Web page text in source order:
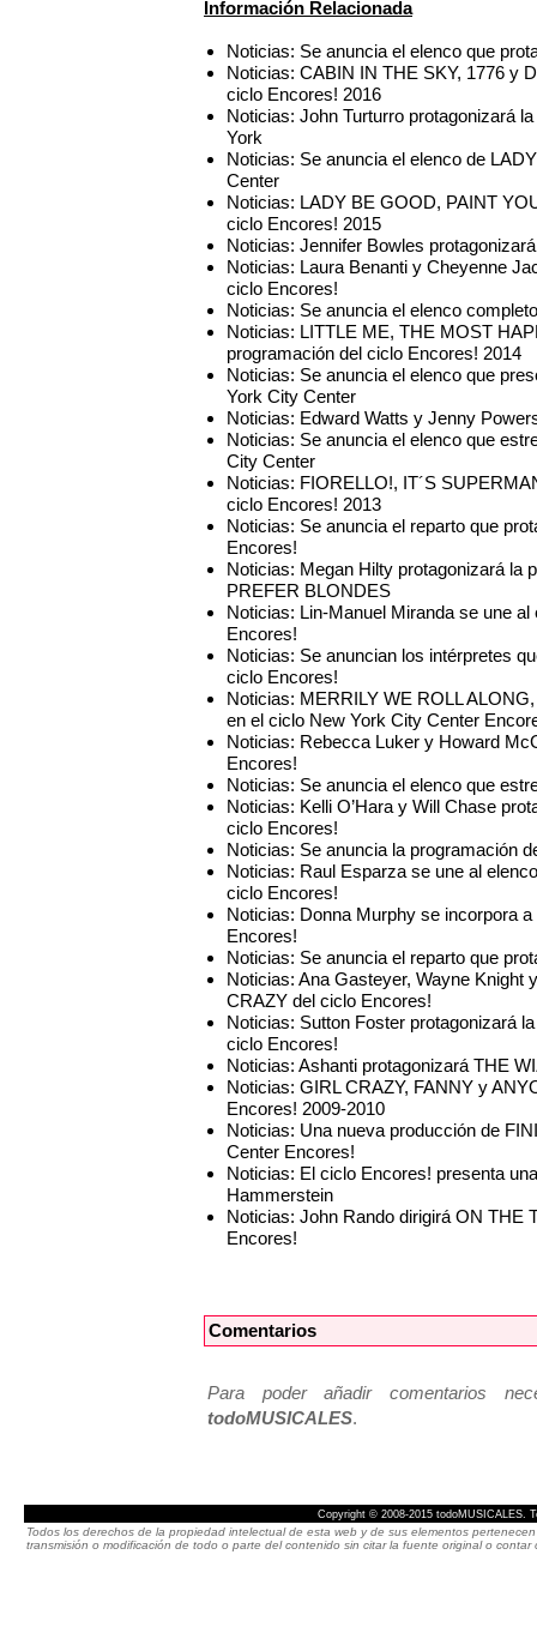
Información Relacionada
Noticias: Se anuncia el elenco que
Noticias: CABIN IN THE SKY, 1776 y
ciclo Encores! 2016
Noticias: John Turturro protagonizará
York
Noticias: Se anuncia el elenco de
Center
Noticias: LADY BE GOOD, PAINT
ciclo Encores! 2015
Noticias: Jennifer Bowles
Noticias: Laura Benanti y Cheyenne
ciclo Encores!
Noticias: Se anuncia el elenco
Noticias: LITTLE ME, THE MOST
programación del ciclo Encores! 2014
Noticias: Se anuncia el elenco que
York City Center
Noticias: Edward Watts y Jenny
Noticias: Se anuncia el elenco que
City Center
Noticias: FIORELLO!, IT´S
ciclo Encores! 2013
Noticias: Se anuncia el reparto que
Encores!
Noticias: Megan Hilty protagonizará la
PREFER BLONDES
Noticias: Lin-Manuel Miranda se une
Encores!
Noticias: Se anuncian los intérpretes
ciclo Encores!
Noticias: MERRILY WE ROLL
en el ciclo New York City Center
Noticias: Rebecca Luker y Howard
Encores!
Noticias: Se anuncia el elenco que
Noticias: Kelli O’Hara y Will Chase
ciclo Encores!
Noticias: Se anuncia la programación
Noticias: Raul Esparza se une al
ciclo Encores!
Noticias: Donna Murphy se incorpora
Encores!
Noticias: Se anuncia el reparto que
Noticias: Ana Gasteyer, Wayne Knight
CRAZY del ciclo Encores!
Noticias: Sutton Foster protagonizará
ciclo Encores!
Noticias: Ashanti protagonizará THE
Noticias: GIRL CRAZY, FANNY y
Encores! 2009-2010
Noticias: Una nueva producción de
Center Encores!
Noticias: El ciclo Encores! presenta
Hammerstein
Noticias: John Rando dirigirá ON THE
Encores!
Comentarios
Para poder añadir comentarios
todoMUSICALES.
Copyright © 2008-2015 todoMUSICALES.
Todos los derechos de la propiedad intelectual de esta web y de sus elementos
transmisión o modificación de todo o parte del contenido sin citar la fuente original o